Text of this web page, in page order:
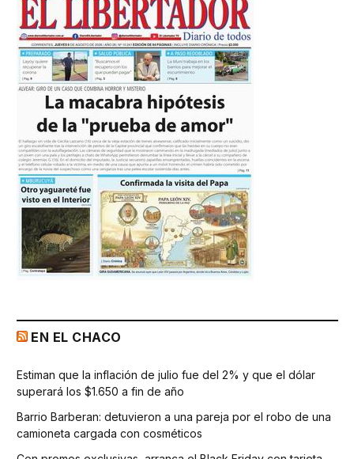
EN EL CHACO
Estiman que la inflación de julio fue del 2% y que el dólar
superará los $1.650 a fin de año
Barrio Barberan: detuvieron a una pareja por el robo de una
camioneta cargada con cosméticos